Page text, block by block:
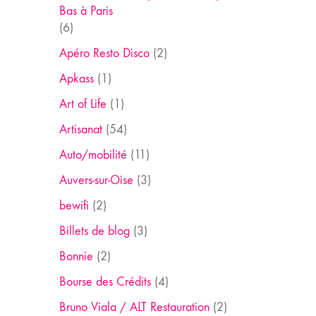
Bas à Paris
(6)
Apéro Resto Disco(2)
Apkass(1)
Art of Life (1)
Artisanat(54)
Auto/mobilité (11)
Auvers-sur-Oise (3)
bewifi (2)
Billets de blog(3)
Bonnie (2)
Bourse des Crédits(4)
Bruno Viala / ALT Restauration(2)